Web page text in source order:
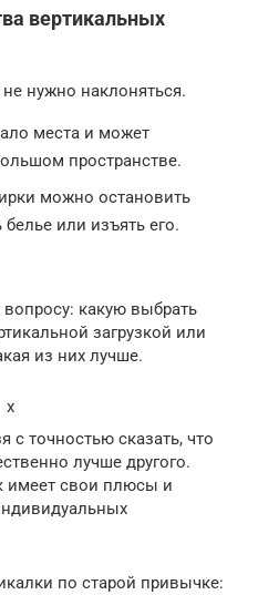
вертикальных
нужно наклоняться.
места и может
пространстве.
можно остановить
или изъять его.
какую выбрать
загрузкой или
из них лучше.
x
с точностью сказать, что
лучше другого.
имеет свои плюсы и
по старой привычке: